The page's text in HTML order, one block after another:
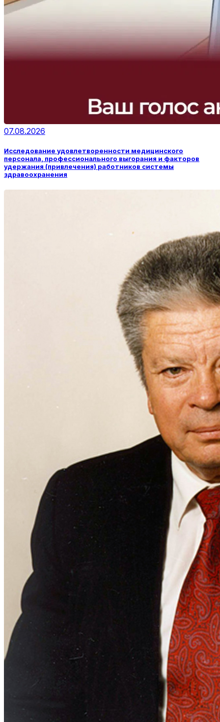
07.08.2026
Исследование удовлетворенности медицинского
персонала, профессионального выгорания и факторов
удержания (привлечения) работников системы
здравоохранения